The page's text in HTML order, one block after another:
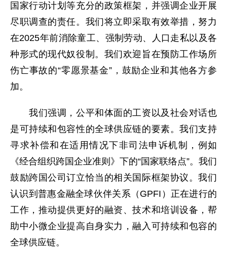
国家行动计划等充分的政策框架，并强调企业开展
尽职调查的责任。我们将立即采取有效举措，努力
在2025年前消除童工、强制劳动、人口走私以及各
种形式的现代奴役制。我们欢迎旨在预防工作场所
伤亡事故的“零愿景基金”，鼓励企业和其他各方参
加。
我们强调，公平和体面的工资以及社会对话也
是可持续和包容性的全球供应链的要素。我们支持
寻求补偿和在适用情况下非司法申诉机制，例如
《经合组织跨国企业准则》下的“国家联络点”。我们
鼓励跨国公司订立恰当的相关国际框架协议。我们
认识到普惠金融全球伙伴关系（GPFI）正在进行的
工作，推动提供更好的融资、技术和培训设备，帮
助中小微企业提高自身实力，融入可持续和包容的
全球供应链。